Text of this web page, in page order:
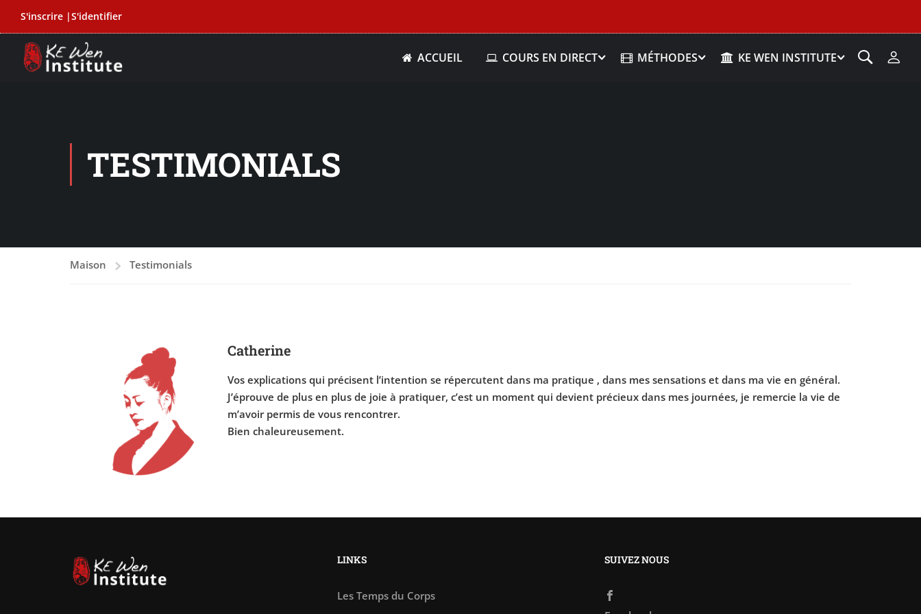
S'inscrire |S'identifier
ACCUEIL COURS EN DIRECT MÉTHODES KE WEN INSTITUTE
TESTIMONIALS
Maison Testimonials
Catherine
Vos explications qui précisent l’intention se répercutent dans ma pratique , dans mes sensations et dans ma vie en général.
J’éprouve de plus en plus de joie à pratiquer, c’est un moment qui devient précieux dans mes journées, je remercie la vie de
m’avoir permis de vous rencontrer.
Bien chaleureusement.
LINKS
Les Temps du Corps
SUIVEZ NOUS